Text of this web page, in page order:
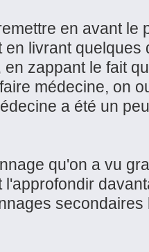
en avant le
en livrant quelques
zappant le fait
médecine, on
a été un
qu'on a vu
l'approfondir